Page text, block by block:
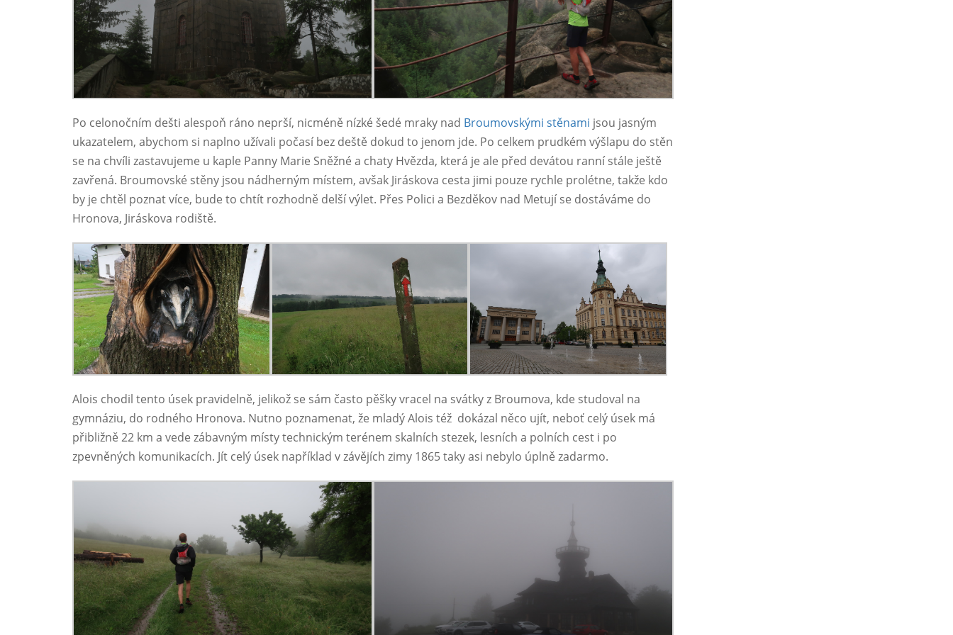
Po celonočním dešti alespoň ráno neprší, nicméně nízké šedé mraky nad Broumovskými stěnami jsou jasným
ukazatelem, abychom si naplno užívali počasí bez deště dokud to jenom jde. Po celkem prudkém výšlapu do stěn
se na chvíli zastavujeme u kaple Panny Marie Sněžné a chaty Hvězda, která je ale před devátou ranní stále ještě
zavřená. Broumovské stěny jsou nádherným místem, avšak Jiráskova cesta jimi pouze rychle prolétne, takže kdo
by je chtěl poznat více, bude to chtít rozhodně delší výlet. Přes Polici a Bezděkov nad Metují se dostáváme do
Hronova, Jiráskova rodiště.
Alois chodil tento úsek pravidelně, jelikož se sám často pěšky vracel na svátky z Broumova, kde studoval na
gymnáziu, do rodného Hronova. Nutno poznamenat, že mladý Alois též dokázal něco ujít, neboť celý úsek má
přibližně 22 km a vede zábavným místy technickým terénem skalních stezek, lesních a polních cest i po
zpevněných komunikacích. Jít celý úsek například v závějích zimy 1865 taky asi nebylo úplně zadarmo.